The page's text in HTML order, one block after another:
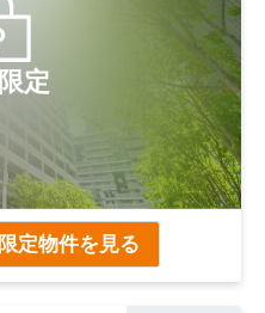
定
定物件を見る